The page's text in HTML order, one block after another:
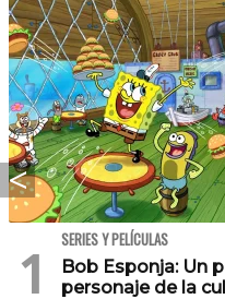
SERIES Y PELÍCULAS
Bob Esponja: Un
personaje de la